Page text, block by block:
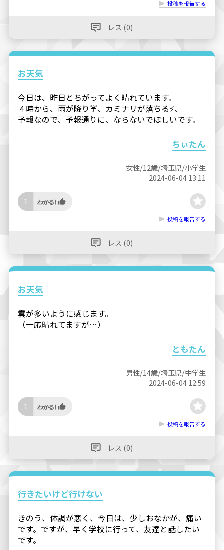
投稿を報告する
レス (0)
お天気
今日は、昨日とちがってよく晴れています。
４時から、雨が降り☔️、カミナリが落ちる⚡️、
予報なので、予報通りに、ならないでほしいです。
ちぃたん
女性/12歳/埼玉県/小学生
2024-06-04 13:11
1
投稿を報告する
レス (0)
お天気
雲が多いように感じます。
（一応晴れてますが…）
ともたん
男性/14歳/埼玉県/中学生
2024-06-04 12:59
1
投稿を報告する
レス (0)
行きたいけど行けない
きのう、体調が悪く、今日は、少しおなかが、痛い
です。ですが、早く学校に行って、友達と話したい
です。